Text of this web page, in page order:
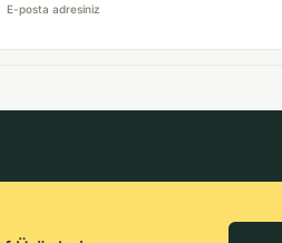
E-posta adresiniz